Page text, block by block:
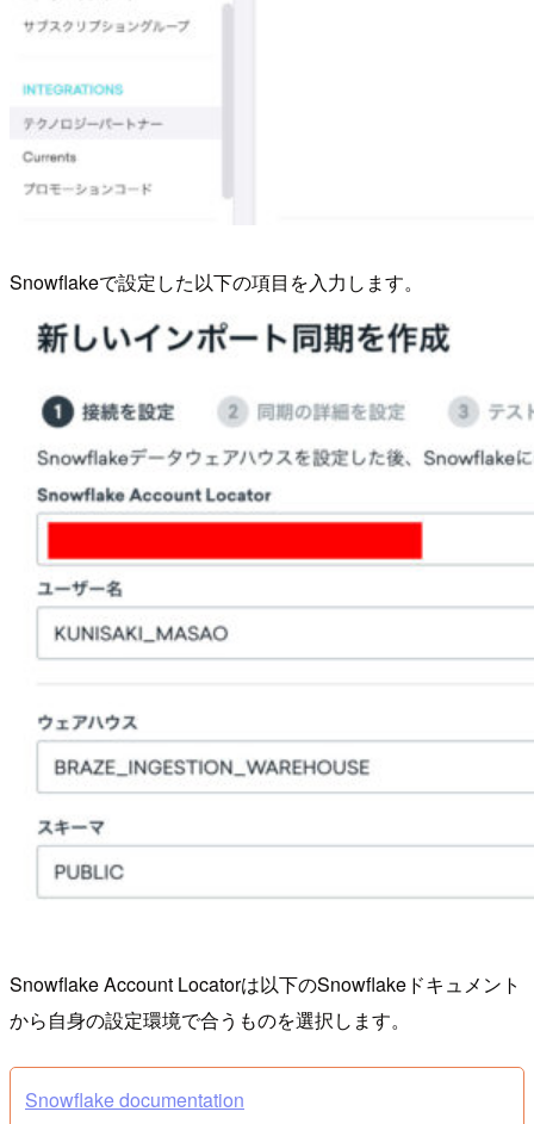
Snowflakeで設定した以下の項目を入力します。
Snowflake Account Locatorは以下のSnowflakeドキュメント
から自身の設定環境で合うものを選択します。
Snowflake documentation